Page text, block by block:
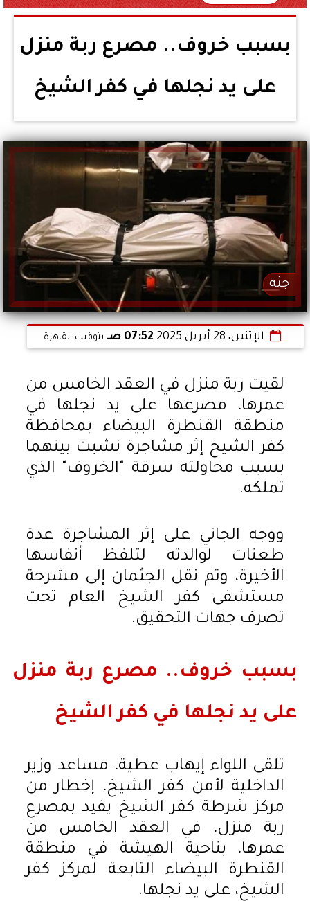
بسبب خروف.. مصرع ربة منزل
على يد نجلها في كفر الشيخ
جثة
الإثنين، 28 أبريل 2025 07:52 صـ بتوقيت القاهرة
لقيت ربة منزل في العقد الخامس من
عمرها، مصرعها على يد نجلها في
منطقة القنطرة البيضاء بمحافظة
كفر الشيخ إثر مشاجرة نشبت بينهما
بسبب محاولته سرقة "الخروف" الذي
تملكه.
ووجه الجاني على إثر المشاجرة عدة
طعنات لوالدته لتلفظ أنفاسها
الأخيرة، وتم نقل الجثمان إلى مشرحة
مستشفى كفر الشيخ العام تحت
تصرف جهات التحقيق.
بسبب خروف.. مصرع ربة منزل
على يد نجلها في كفر الشيخ
تلقى اللواء إيهاب عطية، مساعد وزير
الداخلية لأمن كفر الشيخ، إخطار من
مركز شرطة كفر الشيخ يفيد بمصرع
ربة منزل، في العقد الخامس من
عمرها، بناحية الهيشة في منطقة
القنطرة البيضاء التابعة لمركز كفر
الشيخ، على يد نجلها.